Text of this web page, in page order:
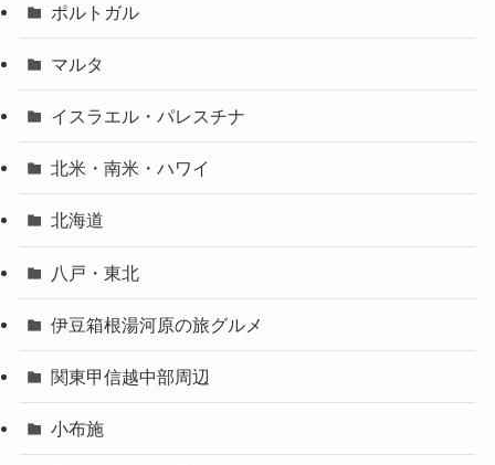
ポルトガル
マルタ
イスラエル・パレスチナ
北米・南米・ハワイ
北海道
八戸・東北
伊豆箱根湯河原の旅グルメ
関東甲信越中部周辺
小布施